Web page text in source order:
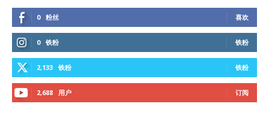
0 粉丝 喜欢
0 铁粉 铁粉
2,133 铁粉 铁粉
2,688 用户 订阅